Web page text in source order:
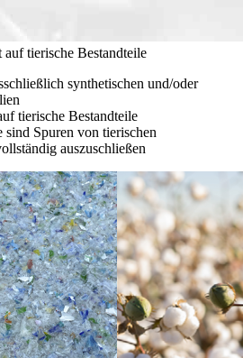
tierische Bestandteile
synthetischen und/oder
tierische Bestandteile
Spuren von tierischen
auszuschließen